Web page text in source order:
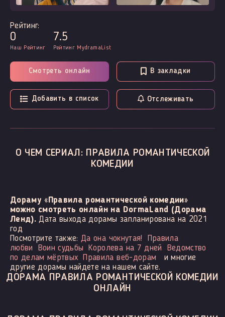
Рейтинг:
0
Наш Рейтинг
7.5
Рейтинг MydramaList
Смотреть онлайн В закладки
Добавить в список Отслеживать
О ЧЕМ СЕРИАЛ: ПРАВИЛА РОМАНТИЧЕСКОЙ
КОМЕДИИ
Дораму «Правила романтической комедии»
можно смотреть онлайн на DormaLand (Дорама
Ленд). Дата выхода дорамы запланирована на 2021
год
Посмотрите также:Да она чокнутая!
Правила
любви
Воин судьбы Королева на 7 дней
Ведомство
по делам мёртвых
Правила веб-дорам
и многие
другие дорамы найдете на нашем сайте.
ДОРАМА ПРАВИЛА РОМАНТИЧЕСКОЙ КОМЕДИИ
ОНЛАЙН